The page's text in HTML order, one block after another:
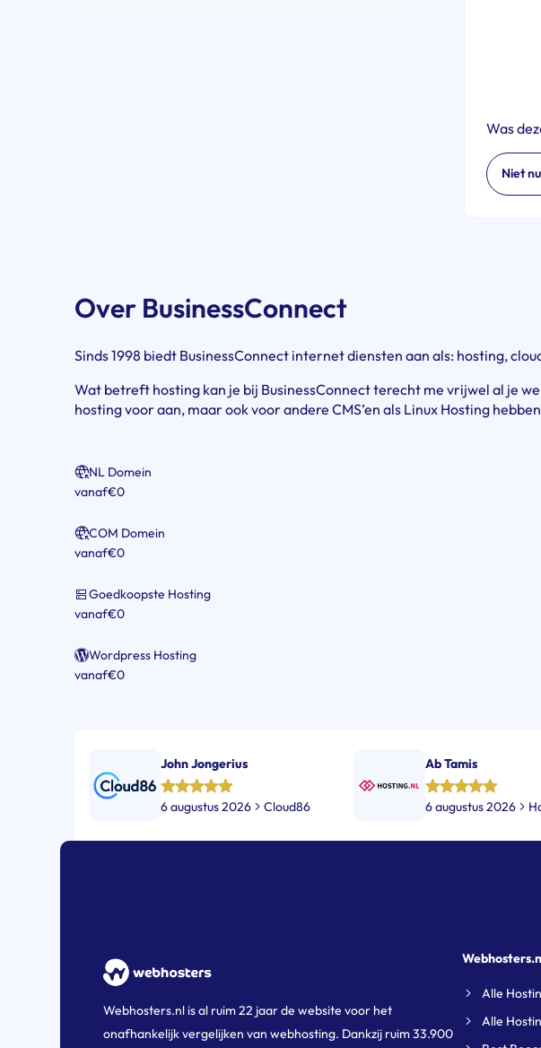
Was
Niet
Over BusinessConnect
Sinds 1998 biedt BusinessConnect internet diensten aan als: hosting,
Wat betreft hosting kan je bij BusinessConnect terecht me vrijwel al je
hosting voor aan, maar ook voor andere CMS’en als Linux Hosting
NL Domein
vanaf€0
COM Domein
vanaf€0
Goedkoopste Hosting
vanaf€0
Wordpress Hosting
vanaf€0
John Jongerius
6 augustus 2026 Cloud86
Ab Tamis
6 augustus 2026
Webhosters.nl is al ruim 22 jaar de website voor het
onafhankelijk vergelijken van webhosting. Dankzij ruim 33.900
Alle
Alle